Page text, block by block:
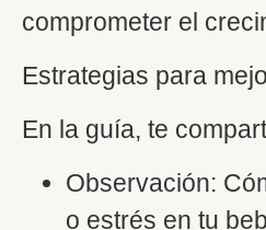
comprometer el
Estrategias para
En la guía, te
Observación:
o estrés en tu